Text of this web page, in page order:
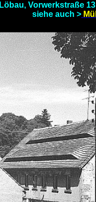
Löbau, Vorwerkstraße
siehe auch >